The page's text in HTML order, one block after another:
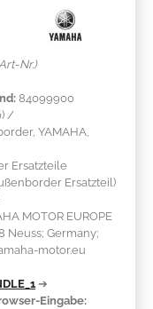
Nr.)
84099900
/
YAMAHA,
Ersatzteile
Ersatzteil)
MOTOR EUROPE
Neuss; Germany;
motor.eu
➔
Eingabe: